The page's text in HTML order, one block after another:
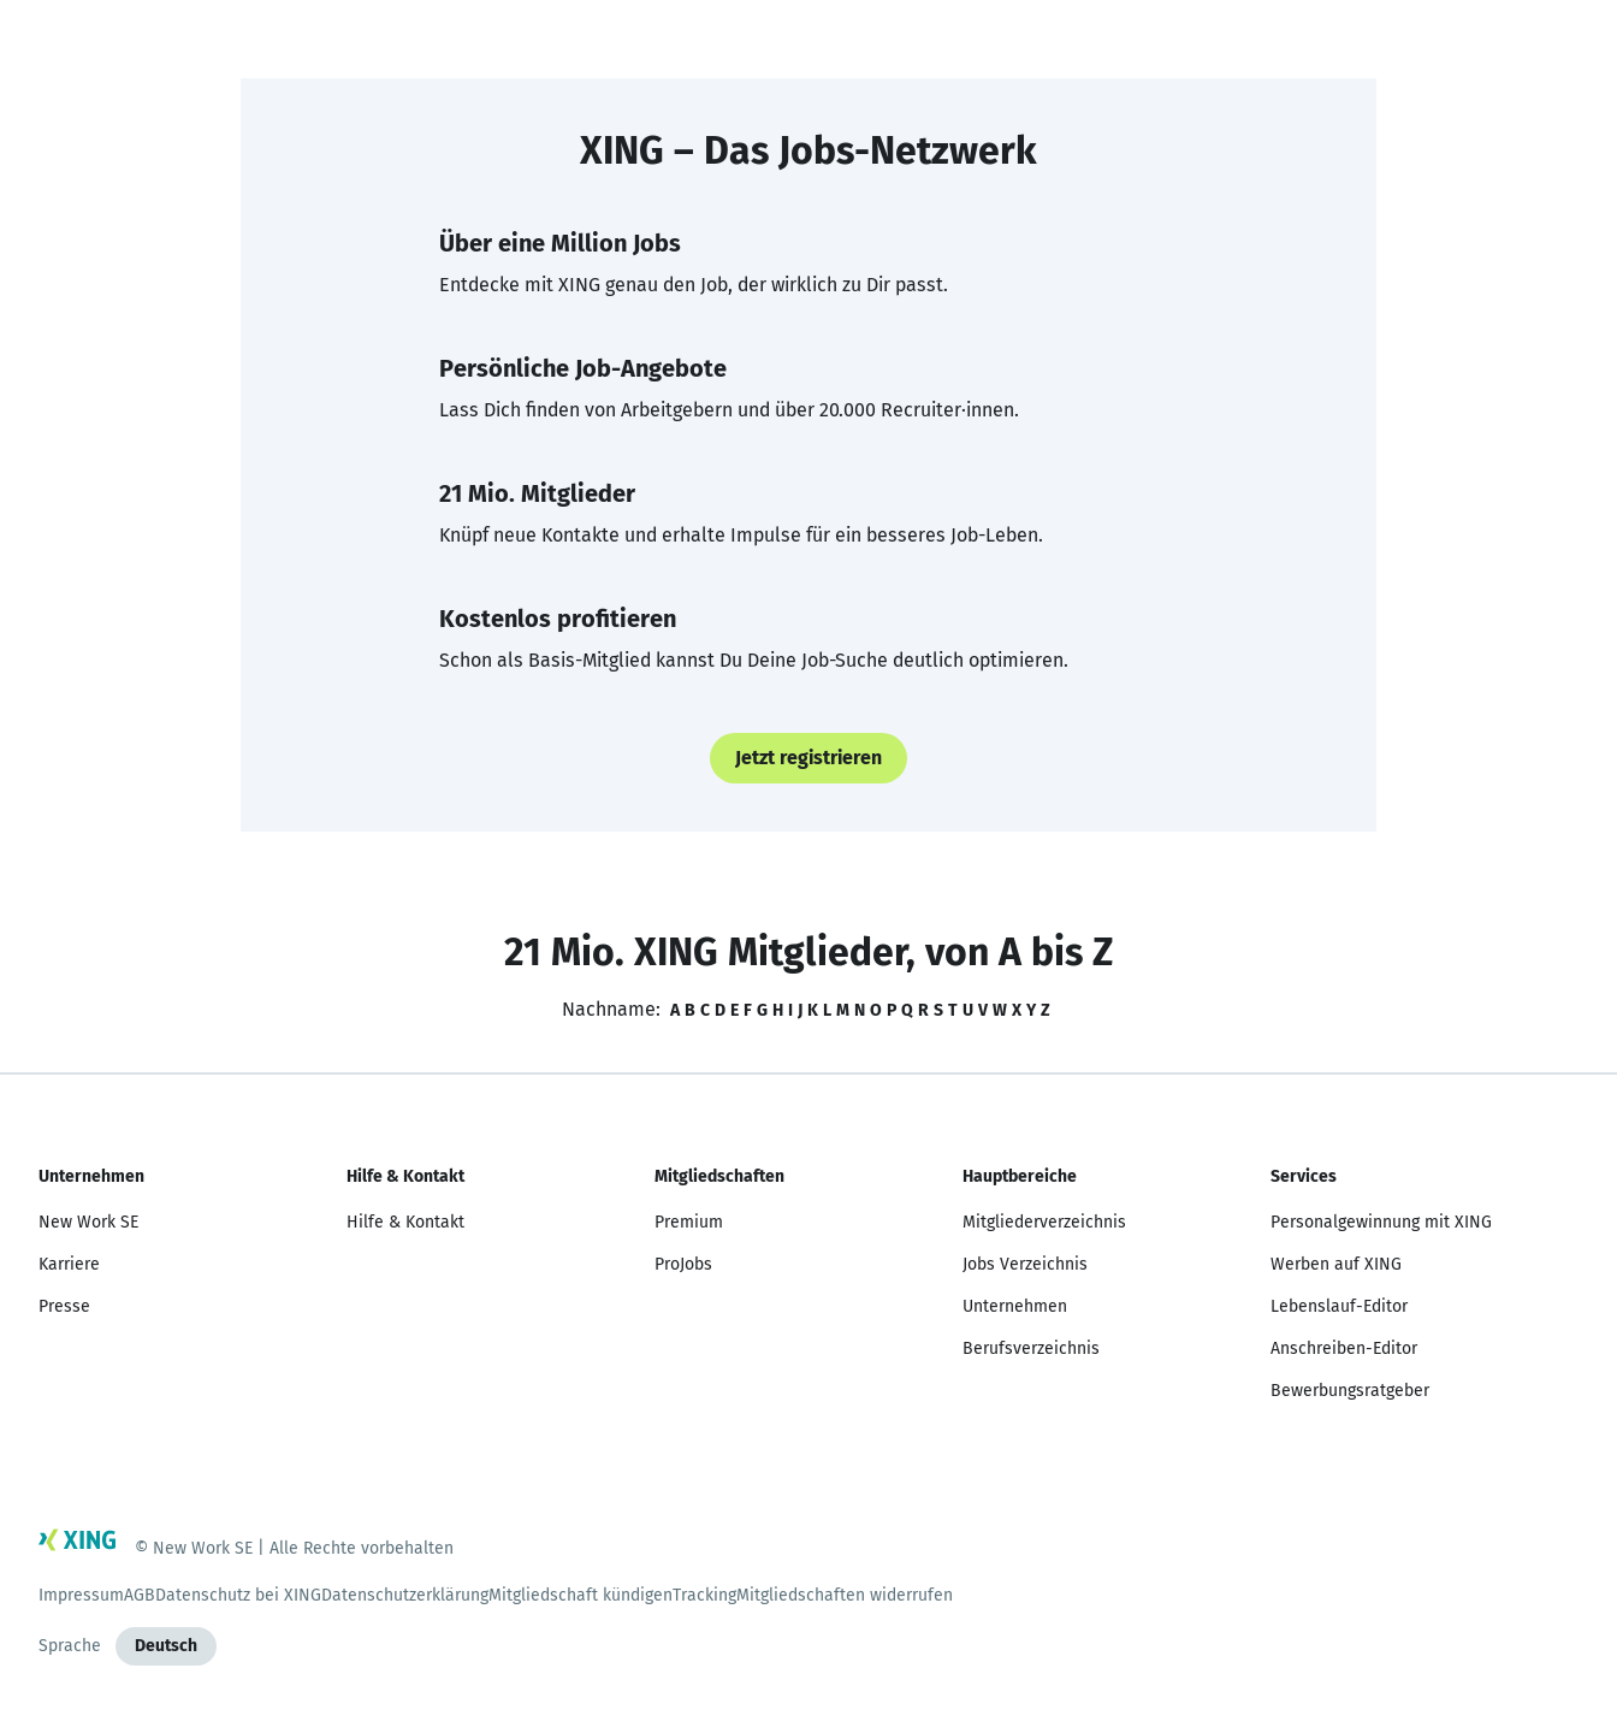
XING – Das Jobs-Netzwerk
Über eine Million Jobs
Entdecke mit XING genau den Job, der wirklich zu Dir passt.
Persönliche Job-Angebote
Lass Dich finden von Arbeitgebern und über 20.000 Recruiter·innen.
21 Mio. Mitglieder
Knüpf neue Kontakte und erhalte Impulse für ein besseres Job-Leben.
Kostenlos profitieren
Schon als Basis-Mitglied kannst Du Deine Job-Suche deutlich optimieren.
Jetzt registrieren
21 Mio. XING Mitglieder, von A bis Z
Nachname: A B C D E F G H I J K L M N O P Q R S T U V W X Y Z
Unternehmen
New Work SE
Karriere
Presse
Hilfe & Kontakt
Hilfe & Kontakt
Mitgliedschaften
Premium
ProJobs
Hauptbereiche
Mitgliederverzeichnis
Jobs Verzeichnis
Unternehmen
Berufsverzeichnis
Services
Personalgewinnung mit XING
Werben auf XING
Lebenslauf-Editor
Anschreiben-Editor
Bewerbungsratgeber
© New Work SE | Alle Rechte vorbehalten
ImpressumAGBDatenschutz bei XINGDatenschutzerklärungMitgliedschaft kündigenTrackingMitgliedschaften widerrufen
Sprache Deutsch